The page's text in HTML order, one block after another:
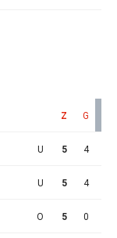
Z G
U 5 4
U 5 4
O 5 0